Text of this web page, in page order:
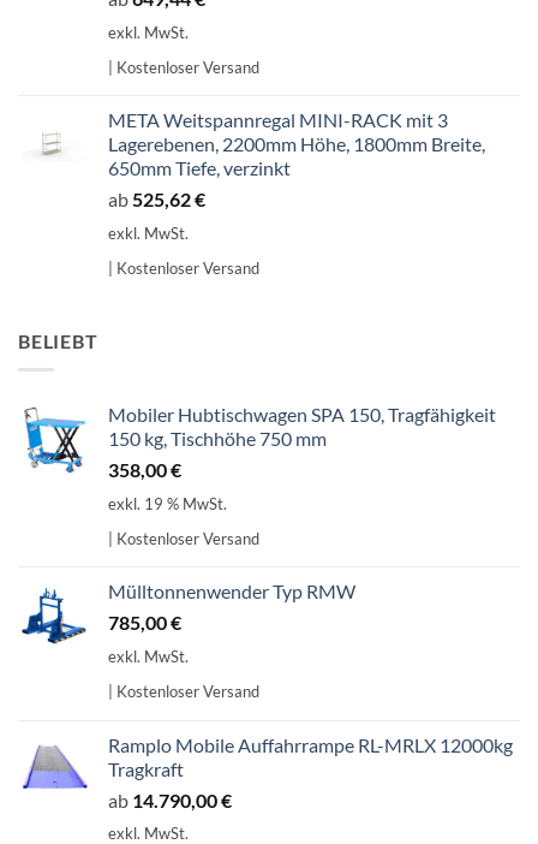
exkl. MwSt.
| Kostenloser Versand
META Weitspannregal MINI-RACK mit 3
Lagerebenen, 2200mm Höhe, 1800mm Breite,
650mm Tiefe, verzinkt
ab525,62€
exkl. MwSt.
| Kostenloser Versand
BELIEBT
Mobiler Hubtischwagen SPA 150, Tragfähigkeit
150 kg, Tischhöhe 750 mm
358,00€
exkl. 19 % MwSt.
| Kostenloser Versand
Mülltonnenwender Typ RMW
785,00€
exkl. MwSt.
| Kostenloser Versand
Ramplo Mobile Auffahrrampe RL-MRLX 12000kg
Tragkraft
ab 14.790,00€
exkl. MwSt.